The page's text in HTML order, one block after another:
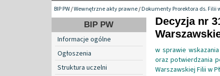
BIP PW/Wewnętrzne akty prawne/Dokumenty Prorektora ds. Filii
BIP PW
Informacje ogólne
Ogłoszenia
Struktura uczelni
Decyzja nr
w sprawie
oraz potwierdzania
Warszawskiej Filii w